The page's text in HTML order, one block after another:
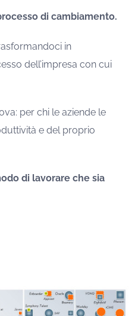
di cambiamento.
in
dell’impresa con cui
per chi le aziende le
e del proprio
di lavorare che sia